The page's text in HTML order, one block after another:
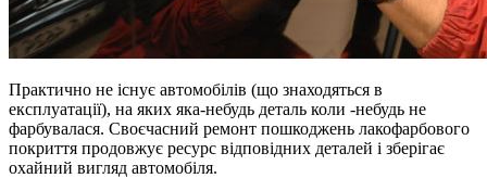
Практично не існує автомобілів (що знаходяться в
експлуатації), на яких яка-небудь деталь коли -небудь не
фарбувалася. Своєчасний ремонт пошкоджень лакофарбового
покриття продовжує ресурс відповідних деталей і зберігає
охайний вигляд автомобіля.